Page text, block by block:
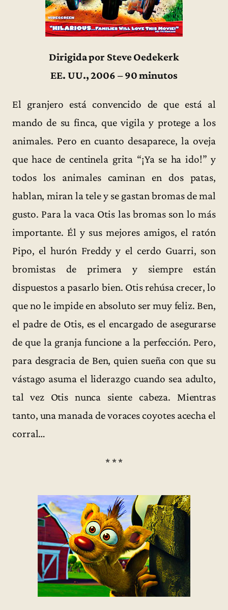
Dirigida por Steve Oedekerk
EE. UU., 2006 – 90 minutos
El granjero está convencido de que está al
mando de su finca, que vigila y protege a los
animales. Pero en cuanto desaparece, la oveja
que hace de centinela grita “¡Ya se ha ido!” y
todos los animales caminan en dos patas,
hablan, miran la tele y se gastan bromas de mal
gusto. Para la vaca Otis las bromas son lo más
importante. Él y sus mejores amigos, el ratón
Pipo, el hurón Freddy y el cerdo Guarri, son
bromistas de primera y siempre están
dispuestos a pasarlo bien. Otis rehúsa crecer, lo
que no le impide en absoluto ser muy feliz. Ben,
el padre de Otis, es el encargado de asegurarse
de que la granja funcione a la perfección. Pero,
para desgracia de Ben, quien sueña con que su
vástago asuma el liderazgo cuando sea adulto,
tal vez Otis nunca siente cabeza. Mientras
tanto, una manada de voraces coyotes acecha el
corral…
* * *